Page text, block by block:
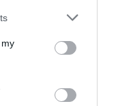
or more Google
You may click to
third-party tags to
in below Google